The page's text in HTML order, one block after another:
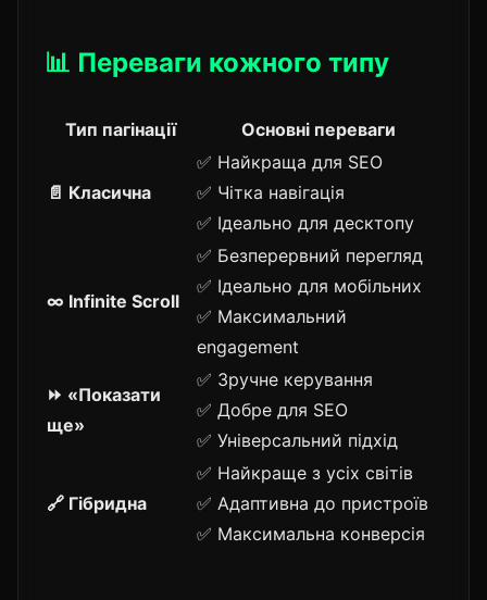
📊 Переваги кожного типу
Тип пагінації Основні переваги
📄 Класична
✅ Найкраща для SEO
✅ Чітка навігація
✅ Ідеально для десктопу
∞ Infinite Scroll
✅ Безперервний перегляд
✅ Ідеально для мобільних
✅ Максимальний
engagement
⏩ «Показати
ще»
✅ Зручне керування
✅ Добре для SEO
✅ Універсальний підхід
🔗 Гібридна
✅ Найкраще з усіх світів
✅ Адаптивна до пристроїв
✅ Максимальна конверсія